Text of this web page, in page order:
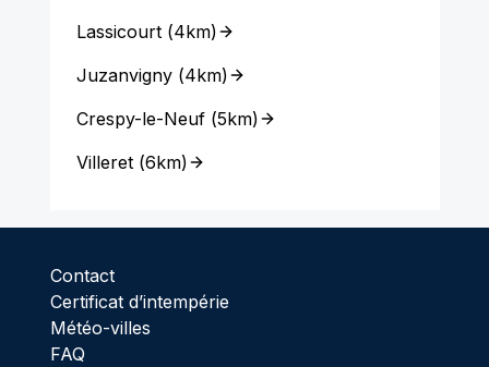
Lassicourt(4km)
Juzanvigny(4km)
Crespy-le-Neuf(5km)
Villeret(6km)
Contact
Certificat d’intempérie
Météo-villes
FAQ